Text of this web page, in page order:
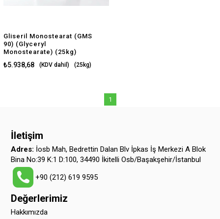
Gliseril Monostearat (GMS
90) (Glyceryl
Monostearate) (25kg)
₺5.938,68 (KDV dahil) (25kg)
1
İletişim
Adres: İosb Mah, Bedrettin Dalan Blv İpkas İş Merkezi A Blok
Bina No:39 K:1 D:100, 34490 İkitelli Osb/Başakşehir/İstanbul
+90 (212) 619 9595
Değerlerimiz
Hakkımızda